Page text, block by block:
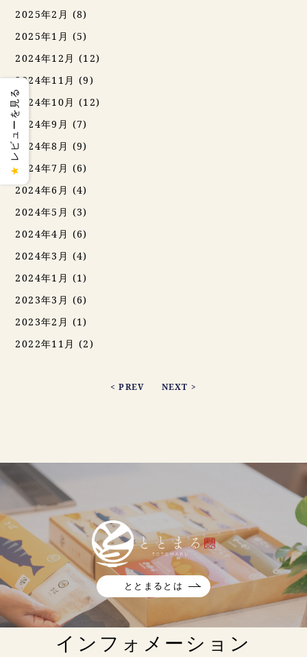
2025年2月 (8)
2025年1月 (5)
2024年12月 (12)
2024年11月 (9)
2024年10月 (12)
2024年9月 (7)
2024年8月 (9)
2024年7月 (6)
2024年6月 (4)
2024年5月 (3)
2024年4月 (6)
2024年3月 (4)
2024年1月 (1)
2023年3月 (6)
2023年2月 (1)
2022年11月 (2)
< PREV NEXT >
ととまるとは
インフォメーション
★
レビューを見る